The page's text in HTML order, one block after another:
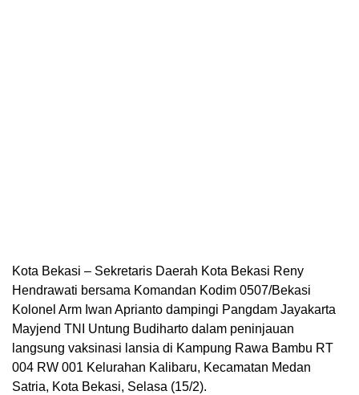
Kota Bekasi – Sekretaris Daerah Kota Bekasi Reny
Hendrawati bersama Komandan Kodim 0507/Bekasi
Kolonel Arm Iwan Aprianto dampingi Pangdam Jayakarta
Mayjend TNI Untung Budiharto dalam peninjauan
langsung vaksinasi lansia di Kampung Rawa Bambu RT
004 RW 001 Kelurahan Kalibaru, Kecamatan Medan
Satria, Kota Bekasi, Selasa (15/2).